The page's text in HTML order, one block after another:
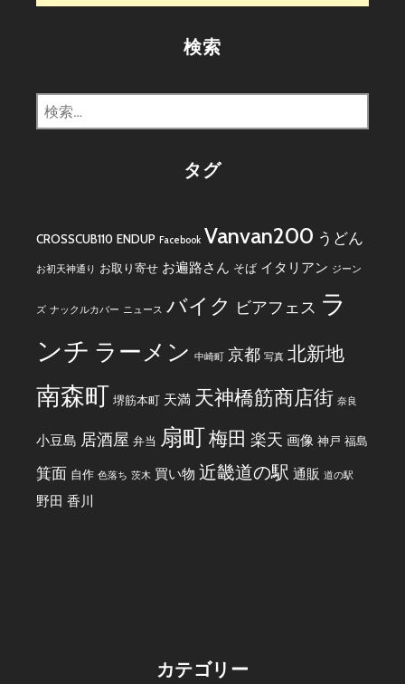
検索
検
索:
タグ
CROSSCUB110 ENDUP Facebook Vanvan200 うどん
お初天神通り お取り寄せ お遍路さん そば イタリアン ジーン
ズ ナックルカバー ニュース バイク ビアフェス ラ
ンチ ラーメン 中崎町 京都 写真 北新地
南森町 堺筋本町 天満 天神橋筋商店街 奈良
小豆島 居酒屋 弁当 扇町梅田 楽天 画像 神戸 福島
箕面 自作 色落ち 茨木 買い物 近畿道の駅 通販 道の駅
野田 香川
カテゴリー